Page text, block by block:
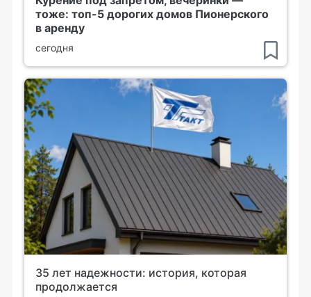
тоже: топ-5 дорогих домов Пионерского
в аренду
сегодня
35 лет надежности: история, которая
продолжается